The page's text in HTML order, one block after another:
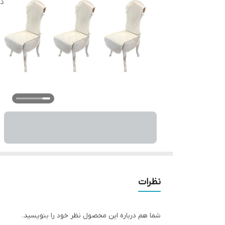
نظرات
شما هم درباره این محصول نظر خود را بنویسید.